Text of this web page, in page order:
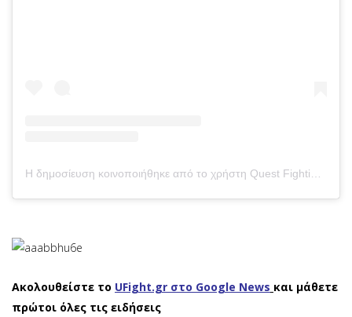
Ακολουθείστε το UFight.gr στο Google News και μάθετε
πρώτοι όλες τις ειδήσεις